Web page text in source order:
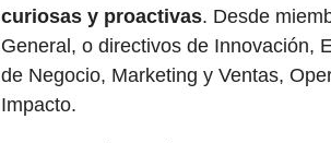
curiosas y proactivas. Desde
General, o directivos de Innovación,
de Negocio, Marketing y Ventas,
Impacto.